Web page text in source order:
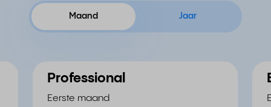
Maand Jaar
Professional
Eerste maand